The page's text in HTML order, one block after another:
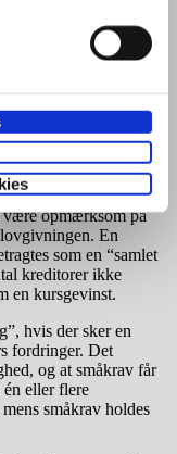
kan der
indblanding fra den
aftale går ud på, at din
kan være et
på typisk 5-8 år.
en samlet ordning på
opmærksom på
En
som en “samlet
kreditorer ikke
en kursgevinst.
hvis der sker en
fordringer. Det
og at småkrav får
eller flere
småkrav holdes